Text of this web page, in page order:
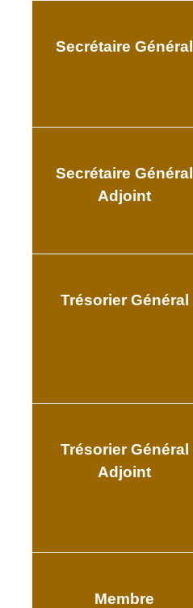
Secrétaire Général
Secrétaire Général
Adjoint
Trésorier Général
Trésorier Général
Adjoint
Membre